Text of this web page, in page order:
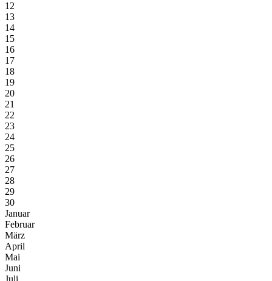
12
13
14
15
16
17
18
19
20
21
22
23
24
25
26
27
28
29
30
Januar
Februar
März
April
Mai
Juni
Juli